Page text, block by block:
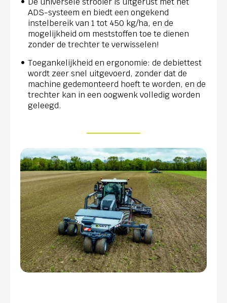
ADS-systeem en biedt een ongekend
instelbereik van 1 tot 450 kg/ha, en de
mogelijkheid om meststoffen toe te dienen
zonder de trechter te verwisselen!
Toegankelijkheid en ergonomie: de debiettest
wordt zeer snel uitgevoerd, zonder dat de
machine gedemonteerd hoeft te worden, en de
trechter kan in een oogwenk volledig worden
geleegd.